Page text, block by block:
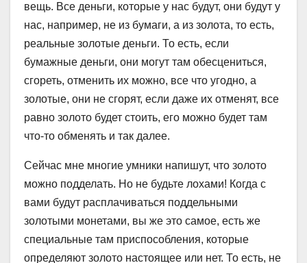
вещь. Все деньги, которые у нас будут, они будут у
нас, например, не из бумаги, а из золота, то есть,
реальные золотые деньги. То есть, если
бумажные деньги, они могут там обесцениться,
сгореть, отменить их можно, все что угодно, а
золотые, они не сгорят, если даже их отменят, все
равно золото будет стоить, его можно будет там
что-то обменять и так далее.
Сейчас мне многие умники напишут, что золото
можно подделать. Но не будьте лохами! Когда с
вами будут расплачиваться поддельными
золотыми монетами, вы же это самое, есть же
специальные там приспособления, которые
определяют золото настоящее или нет. То есть, не